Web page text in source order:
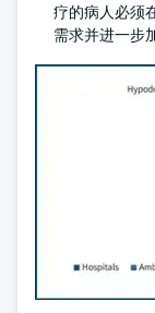
疗的病人必须
需求并进一步